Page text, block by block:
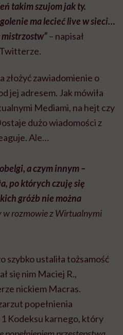
takim szujom jak ty.
ma lecieć live w sieci…
mistrzostw”– napisał
złożyć zawiadomienie o
jej adresem. Jak mówiła
Mediami, na hejt czy
dużo wiadomości z
Ale…
a czym innym –
po których czuję się
gróźb nie można
w rozmowie z Wirtualnymi
szybko ustaliła tożsamość
się nim Maciej R.,
nickiem Macras.
popełnienia
Kodeksu karnego, który